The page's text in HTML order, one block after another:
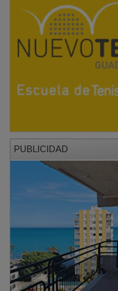
PUBLICIDAD